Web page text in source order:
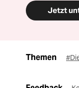
Jetzt
Themen